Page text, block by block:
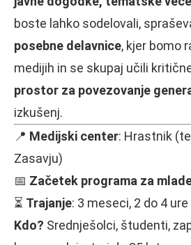
boste lahko sodelovali,
posebne delavnice, kjer bomo
medijih in se skupaj učili
prostor za povezovanje
izkušenj.
📍 Medijski center: Hrastnik
Zasavju)
📅 Začetek programa za
⏳ Trajanje: 3 meseci, 2 do 4
Kdo? Srednješolci, študenti,